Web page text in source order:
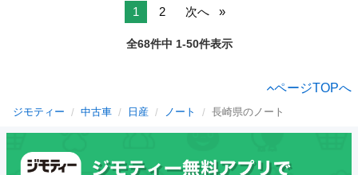
1 2 次へ
全68件中 1-50件表示
ページTOPへ
ジモティー 中古車 日産 ノート 長崎県のノート